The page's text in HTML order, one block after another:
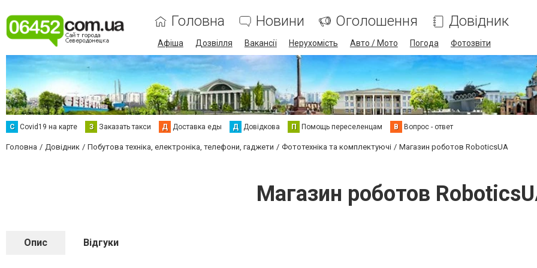
Головна Новини Оголошення Довідник
Афіша Дозвілля Вакансії Нерухомість Авто / Мото Погода Фотозвіти
С Сovid19 на карте З Заказать такси Д Доставка еды Д Довідкова П Помощь переселенцам В Вопрос - ответ
Головна Довідник Побутова техніка, електроніка, телефони, гаджети Фототехніка та комплектуючі Магазин роботов RoboticsUA
Магазин роботов
Опис Відгуки